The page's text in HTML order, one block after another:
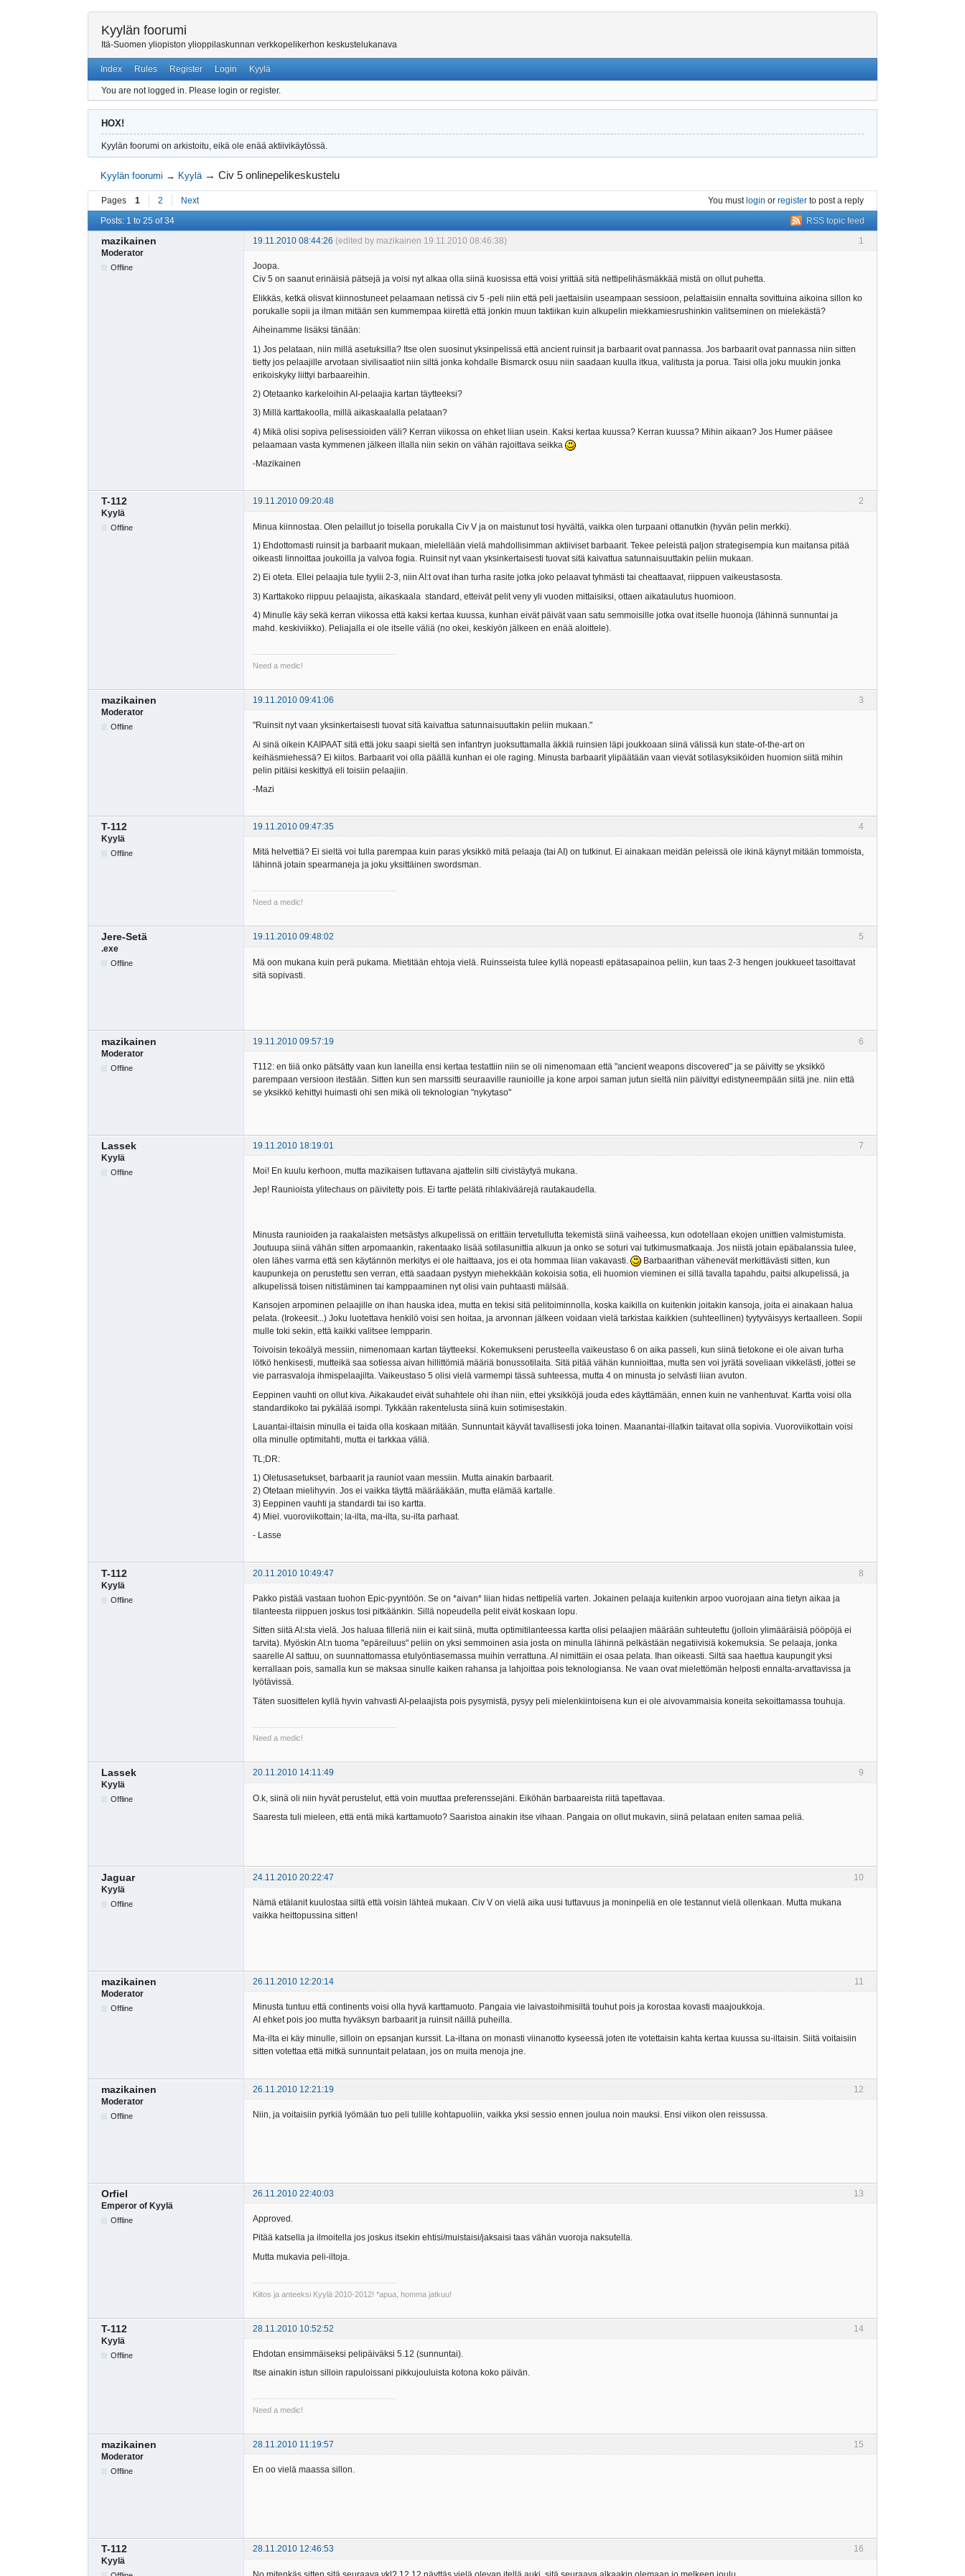
Kyylän foorumi
Itä-Suomen yliopiston ylioppilaskunnan verkkopelikerhon keskustelukanava
Index Rules Register Login Kyylä
You are not logged in. Please login or register.
HOX!
Kyylän foorumi on arkistoitu, eikä ole enää aktiivikäytössä.
Kyylän foorumi → Kyylä →Civ 5 onlinepelikeskustelu
Pages 1 2 Next You must login or register to post a reply
RSS topic feed
Posts: 1 to 25 of 34
1
mazikainen 19.11.2010 08:44:26 (edited by mazikainen 19.11.2010 08:46:38)
Moderator
Offline
Joopa.
Civ 5 on saanut erinäisiä pätsejä ja voisi nyt alkaa olla siinä kuosissa että voisi yrittää sitä nettipelihäsmäkkää mistä on ollut puhetta.
Elikkäs, ketkä olisvat kiinnostuneet pelaamaan netissä civ 5 -peli niin että peli jaettaisiin useampaan sessioon, pelattaisiin ennalta sovittuina aikoina sillon ko
porukalle sopii ja ilman mitään sen kummempaa kiirettä että jonkin muun taktiikan kuin alkupelin miekkamiesrushinkin valitseminen on mielekästä?
Aiheinamme lisäksi tänään:
1) Jos pelataan, niin millä asetuksilla? Itse olen suosinut yksinpelissä että ancient ruinsit ja barbaarit ovat pannassa. Jos barbaarit ovat pannassa niin sitten
tietty jos pelaajille arvotaan sivilisaatiot niin siltä jonka kohdalle Bismarck osuu niin saadaan kuulla itkua, valitusta ja porua. Taisi olla joku muukin jonka
erikoiskyky liittyi barbaareihin.
2) Otetaanko karkeloihin AI-pelaajia kartan täytteeksi?
3) Millä karttakoolla, millä aikaskaalalla pelataan?
4) Mikä olisi sopiva pelisessioiden väli? Kerran viikossa on ehket liian usein. Kaksi kertaa kuussa? Kerran kuussa? Mihin aikaan? Jos Humer pääsee
pelaamaan vasta kymmenen jälkeen illalla niin sekin on vähän rajoittava seikka
-Mazikainen
2
T-112
19.11.2010 09:20:48
Kyylä
Offline
Minua kiinnostaa. Olen pelaillut jo toisella porukalla Civ V ja on maistunut tosi hyvältä, vaikka olen turpaani ottanutkin (hyvän pelin merkki).
1) Ehdottomasti ruinsit ja barbaarit mukaan, mielellään vielä mahdollisimman aktiiviset barbaarit. Tekee peleistä paljon strategisempia kun maitansa pitää
oikeasti linnoittaa joukoilla ja valvoa fogia. Ruinsit nyt vaan yksinkertaisesti tuovat sitä kaivattua satunnaisuuttakin peliin mukaan.
2) Ei oteta. Ellei pelaajia tule tyylii 2-3, niin AI:t ovat ihan turha rasite jotka joko pelaavat tyhmästi tai cheattaavat, riippuen vaikeustasosta.
3) Karttakoko riippuu pelaajista, aikaskaala standard, etteivät pelit veny yli vuoden mittaisiksi, ottaen aikataulutus huomioon.
4) Minulle käy sekä kerran viikossa että kaksi kertaa kuussa, kunhan eivät päivät vaan satu semmoisille jotka ovat itselle huonoja (lähinnä sunnuntai ja
mahd. keskiviikko). Peliajalla ei ole itselle väliä (no okei, keskiyön jälkeen en enää aloittele).
Need a medic!
3
mazikainen
19.11.2010 09:41:06
Moderator
Offline
"Ruinsit nyt vaan yksinkertaisesti tuovat sitä kaivattua satunnaisuuttakin peliin mukaan."
Ai sinä oikein KAIPAAT sitä että joku saapi sieltä sen infantryn juoksuttamalla äkkiä ruinsien läpi joukkoaan siinä välissä kun state-of-the-art on
keihäsmiehessä? Ei kiitos. Barbaarit voi olla päällä kunhan ei ole raging. Minusta barbaarit ylipäätään vaan vievät sotilasyksiköiden huomion siitä mihin
pelin pitäisi keskittyä eli toisiin pelaajiin.
-Mazi
4
T-112
19.11.2010 09:47:35
Kyylä
Offline
Mitä helvettiä? Ei sieltä voi tulla parempaa kuin paras yksikkö mitä pelaaja (tai AI) on tutkinut. Ei ainakaan meidän peleissä ole ikinä käynyt mitään tommoista,
lähinnä jotain spearmaneja ja joku yksittäinen swordsman.
Need a medic!
5
Jere-Setä
19.11.2010 09:48:02
.exe
Offline
Mä oon mukana kuin perä pukama. Mietitään ehtoja vielä. Ruinsseista tulee kyllä nopeasti epätasapainoa peliin, kun taas 2-3 hengen joukkueet tasoittavat
sitä sopivasti.
6
mazikainen
19.11.2010 09:57:19
Moderator
Offline
T112: en tiiä onko pätsätty vaan kun laneilla ensi kertaa testattiin niin se oli nimenomaan että "ancient weapons discovered" ja se päivitty se yksikkö
parempaan versioon itestään. Sitten kun sen marssitti seuraaville raunioille ja kone arpoi saman jutun sieltä niin päivittyi edistyneempään siitä jne. niin että
se yksikkö kehittyi huimasti ohi sen mikä oli teknologian "nykytaso"
7
Lassek
19.11.2010 18:19:01
Kyylä
Offline
Moi! En kuulu kerhoon, mutta mazikaisen tuttavana ajattelin silti civistäytyä mukana.
Jep! Raunioista ylitechaus on päivitetty pois. Ei tartte pelätä rihlakiväärejä rautakaudella.
Minusta raunioiden ja raakalaisten metsästys alkupelissä on erittäin tervetullutta tekemistä siinä vaiheessa, kun odotellaan ekojen unittien valmistumista.
Joutuupa siinä vähän sitten arpomaankin, rakentaako lisää sotilasunittia alkuun ja onko se soturi vai tutkimusmatkaaja. Jos niistä jotain epäbalanssia tulee,
olen lähes varma että sen käytännön merkitys ei ole haittaava, jos ei ota hommaa liian vakavasti.
Barbaarithan vähenevät merkittävästi sitten, kun
kaupunkeja on perustettu sen verran, että saadaan pystyyn miehekkään kokoisia sotia, eli huomion vieminen ei sillä tavalla tapahdu, paitsi alkupelissä, ja
alkupelissä toisen nitistäminen tai kamppaaminen nyt olisi vain puhtaasti mälsää.
Kansojen arpominen pelaajille on ihan hauska idea, mutta en tekisi sitä pelitoiminnolla, koska kaikilla on kuitenkin joitakin kansoja, joita ei ainakaan halua
pelata. (Irokeesit...) Joku luotettava henkilö voisi sen hoitaa, ja arvonnan jälkeen voidaan vielä tarkistaa kaikkien (suhteellinen) tyytyväisyys kertaalleen. Sopii
mulle toki sekin, että kaikki valitsee lempparin.
Toivoisin tekoälyä messiin, nimenomaan kartan täytteeksi. Kokemukseni perusteella vaikeustaso 6 on aika passeli, kun siinä tietokone ei ole aivan turha
lötkö henkisesti, mutteikä saa sotiessa aivan hillittömiä määriä bonussotilaita. Sitä pitää vähän kunnioittaa, mutta sen voi jyrätä soveliaan vikkelästi, jottei se
vie parrasvaloja ihmispelaajilta. Vaikeustaso 5 olisi vielä varmempi tässä suhteessa, mutta 4 on minusta jo selvästi liian avuton.
Eeppinen vauhti on ollut kiva. Aikakaudet eivät suhahtele ohi ihan niin, ettei yksikköjä jouda edes käyttämään, ennen kuin ne vanhentuvat. Kartta voisi olla
standardikoko tai pykälää isompi. Tykkään rakentelusta siinä kuin sotimisestakin.
Lauantai-iltaisin minulla ei taida olla koskaan mitään. Sunnuntait käyvät tavallisesti joka toinen. Maanantai-illatkin taitavat olla sopivia. Vuoroviikottain voisi
olla minulle optimitahti, mutta ei tarkkaa väliä.
TL;DR:
1) Oletusasetukset, barbaarit ja rauniot vaan messiin. Mutta ainakin barbaarit.
2) Otetaan mielihyvin. Jos ei vaikka täyttä määrääkään, mutta elämää kartalle.
3) Eeppinen vauhti ja standardi tai iso kartta.
4) Miel. vuoroviikottain; la-ilta, ma-ilta, su-ilta parhaat.
- Lasse
8
T-112
20.11.2010 10:49:47
Kyylä
Offline
Pakko pistää vastaan tuohon Epic-pyyntöön. Se on *aivan* liian hidas nettipeliä varten. Jokainen pelaaja kuitenkin arpoo vuorojaan aina tietyn aikaa ja
tilanteesta riippuen joskus tosi pitkäänkin. Sillä nopeudella pelit eivät koskaan lopu.
Sitten siitä AI:sta vielä. Jos haluaa filleriä niin ei kait siinä, mutta optimitilanteessa kartta olisi pelaajien määrään suhteutettu (jolloin ylimääräisiä pööpöjä ei
tarvita). Myöskin AI:n tuoma "epäreiluus" peliin on yksi semmoinen asia josta on minulla lähinnä pelkästään negatiivisiä kokemuksia. Se pelaaja, jonka
saarelle AI sattuu, on suunnattomassa etulyöntiasemassa muihin verrattuna. AI nimittäin ei osaa pelata. Ihan oikeasti. Siltä saa haettua kaupungit yksi
kerrallaan pois, samalla kun se maksaa sinulle kaiken rahansa ja lahjoittaa pois teknologiansa. Ne vaan ovat mielettömän helposti ennalta-arvattavissa ja
lyötävissä.
Täten suosittelen kyllä hyvin vahvasti AI-pelaajista pois pysymistä, pysyy peli mielenkiintoisena kun ei ole aivovammaisia koneita sekoittamassa touhuja.
Need a medic!
9
Lassek
20.11.2010 14:11:49
Kyylä
Offline
O.k, siinä oli niin hyvät perustelut, että voin muuttaa preferenssejäni. Eiköhän barbaareista riitä tapettavaa.
Saaresta tuli mieleen, että entä mikä karttamuoto? Saaristoa ainakin itse vihaan. Pangaia on ollut mukavin, siinä pelataan eniten samaa peliä.
10
Jaguar
24.11.2010 20:22:47
Kyylä
Offline
Nämä etälanit kuulostaa siltä että voisin lähteä mukaan. Civ V on vielä aika uusi tuttavuus ja moninpeliä en ole testannut vielä ollenkaan. Mutta mukana
vaikka heittopussina sitten!
11
mazikainen
26.11.2010 12:20:14
Moderator
Offline
Minusta tuntuu että continents voisi olla hyvä karttamuoto. Pangaia vie laivastoihmisiltä touhut pois ja korostaa kovasti maajoukkoja.
AI ehket pois joo mutta hyväksyn barbaarit ja ruinsit näillä puheilla.
Ma-ilta ei käy minulle, silloin on epsanjan kurssit. La-iltana on monasti viinanotto kyseessä joten ite votettaisin kahta kertaa kuussa su-iltaisin. Siitä voitaisiin
sitten votettaa että mitkä sunnuntait pelataan, jos on muita menoja jne.
12
mazikainen
26.11.2010 12:21:19
Moderator
Offline Niin, ja voitaisiin pyrkiä lyömään tuo peli tulille kohtapuoliin, vaikka yksi sessio ennen joulua noin mauksi. Ensi viikon olen reissussa.
13
Orfiel
26.11.2010 22:40:03
Emperor of Kyylä
Offline
Approved.
Pitää katsella ja ilmoitella jos joskus itsekin ehtisi/muistaisi/jaksaisi taas vähän vuoroja naksutella.
Mutta mukavia peli-iltoja.
Kiitos ja anteeksi Kyylä 2010-2012! *apua, homma jatkuu!
14
T-112
28.11.2010 10:52:52
Kyylä
Offline
Ehdotan ensimmäiseksi pelipäiväksi 5.12 (sunnuntai).
Itse ainakin istun silloin rapuloissani pikkujouluista kotona koko päivän.
Need a medic!
15
mazikainen
28.11.2010 11:19:57
Moderator
Offline En oo vielä maassa sillon.
16
T-112
28.11.2010 12:46:53
Kyylä